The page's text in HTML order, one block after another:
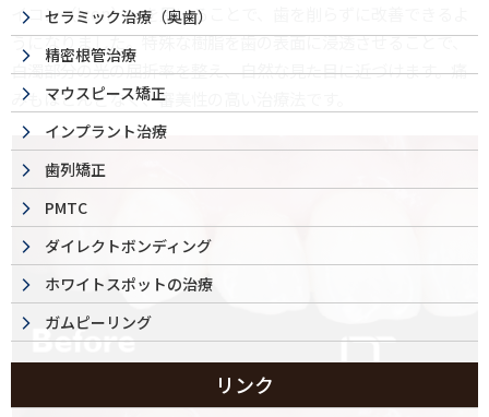
イコン（Icon）」を用いることで、歯を削らずに改善できるよ
うになりました。特殊な樹脂を歯の表面に浸透させることで、
白濁部分の光の屈折率を整え、自然な見た目に近づけます。痛
みもほとんどなく、審美性の高い治療法です。
セラミック治療（奥歯）
精密根管治療
マウスピース矯正
インプラント治療
歯列矯正
PMTC
ダイレクトボンディング
ホワイトスポットの治療
ガムピーリング
リンク